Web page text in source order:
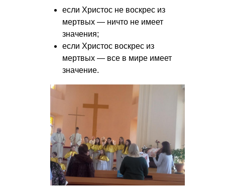
если Христос не воскрес из
мертвых — ничто не имеет
значения;
если Христос воскрес из
мертвых — все в мире имеет
значение.